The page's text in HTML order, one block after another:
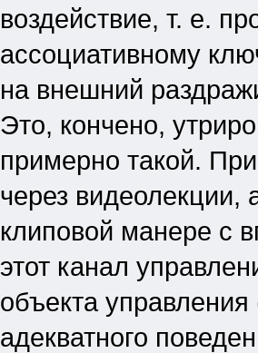
воздействие, т. е.
ассоциативному
на внешний
Это, кончено,
примерно такой.
через
клиповой манере с
этот канал
объекта
адекватного